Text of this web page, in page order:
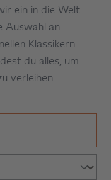
ein in die Welt
Auswahl an
Klassikern
du alles, um
verleihen.